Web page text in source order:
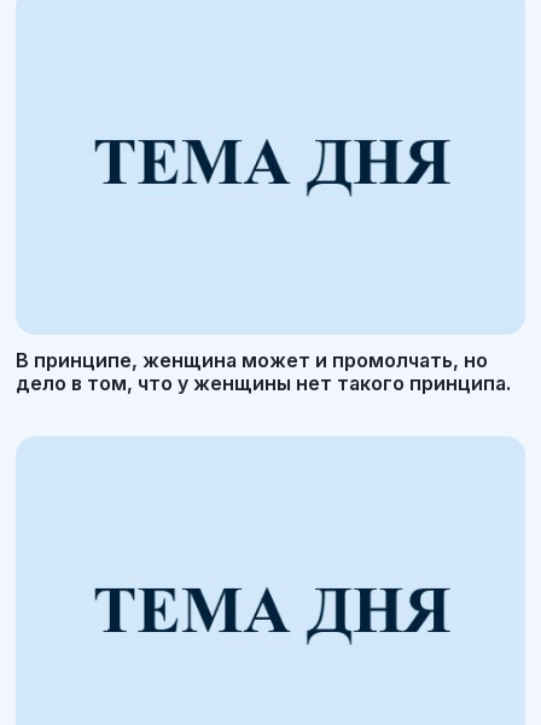
В принципе, женщина может и промолчать, но
дело в том, что у женщины нет такого принципа.